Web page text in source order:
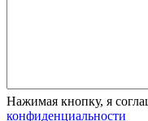
Нажимая кнопку, я
конфиденциальности